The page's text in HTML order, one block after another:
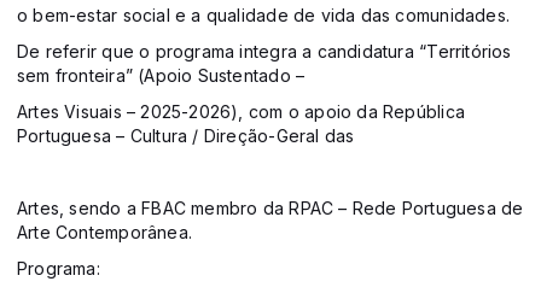
o bem-estar social e a qualidade de vida das comunidades.
De referir que o programa integra a candidatura “Territórios
sem fronteira” (Apoio Sustentado –
Artes Visuais – 2025-2026), com o apoio da República
Portuguesa – Cultura / Direção-Geral das
Artes, sendo a FBAC membro da RPAC – Rede Portuguesa de
Arte Contemporânea.
Programa: